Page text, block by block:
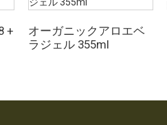
+
オーガニックアロエベ
ラジェル 355ml